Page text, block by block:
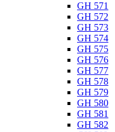
GH 571
GH 572
GH 573
GH 574
GH 575
GH 576
GH 577
GH 578
GH 579
GH 580
GH 581
GH 582